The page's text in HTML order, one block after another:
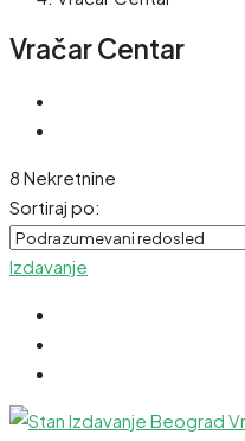
Vračar Centar
8 Nekretnine
Sortiraj po:
Izdavanje